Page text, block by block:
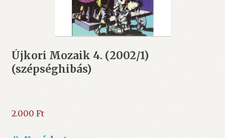
Újkori Mozaik 4. (2002/1)
(szépséghibás)
2.000 Ft